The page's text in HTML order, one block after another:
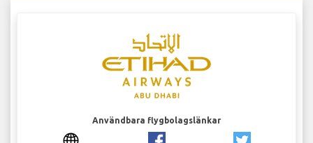
Användbara flygbolagslänkar